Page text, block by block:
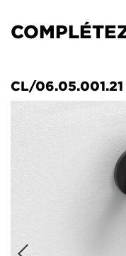
CL/06.05.001.21